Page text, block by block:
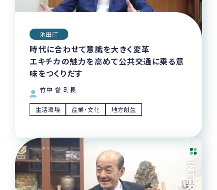
池田町
時代に合わせて意識を大きく変革
エキチカの魅力を高めて公共交通に乗る意
味をつくりだす
竹中 誉 町長
生活環境 産業・文化 地方創生